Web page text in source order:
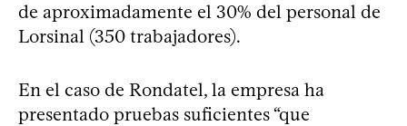
de aproximadamente el 30% del personal de
Lorsinal (350 trabajadores).
En el caso de Rondatel, la empresa ha
presentado pruebas suficientes “que